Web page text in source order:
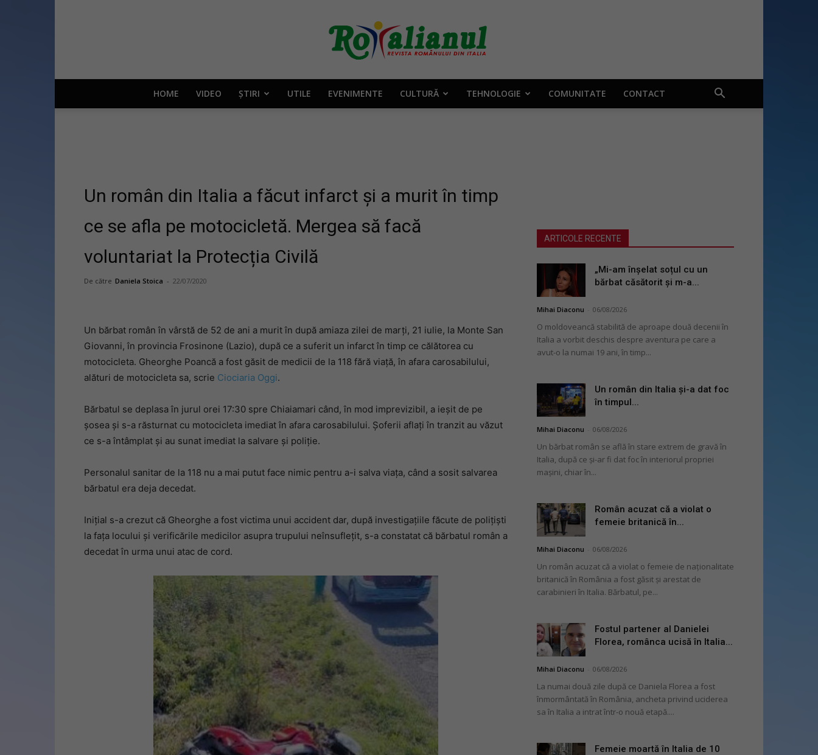
Rotalianul
românului
din
HOME VIDEO ȘTIRI UTILE EVENIMENTE CULTURĂ TEHNOLOGIE COMUNITATE CONTACT
Un român din Italia a făcut infarct și a murit în timp
ce se afla pe motocicletă. Mergea să facă
voluntariat la Protecția Civilă
De către Daniela Stoica - 22/07/2020
Un bărbat român în vârstă de 52 de ani a murit în după amiaza zilei de marți, 21 iulie, la Monte San
Giovanni, în provincia Frosinone (Lazio), după ce a suferit un infarct în timp ce călătorea cu
motocicleta. Gheorghe Poancă a fost găsit de medicii de la 118 fără viață, în afara carosabilului,
alături de motocicleta sa, scrie Ciociaria Oggi.
Bărbatul se deplasa în jurul orei 17:30 spre Chiaiamari când, în mod imprevizibil, a ieșit de pe
șosea și s-a răsturnat cu motocicleta imediat în afara carosabilului. Șoferii aflați în tranzit au văzut
ce s-a întâmplat și au sunat imediat la salvare și poliție.
Personalul sanitar de la 118 nu a mai putut face nimic pentru a-i salva viața, când a sosit salvarea
bărbatul era deja decedat.
Inițial s-a crezut că Gheorghe a fost victima unui accident dar, după investigațiile făcute de polițiști
la fața locului și verificările medicilor asupra trupului neînsuflețit, s-a constatat că bărbatul român a
decedat în urma unui atac de cord.
ARTICOLE RECENTE
„Mi-am înșelat soțul cu un
bărbat căsătorit și m-a...
Mihai Diaconu 06/08/2026
O moldoveancă stabilită de aproape două decenii în
Italia a vorbit deschis despre aventura pe care a
avut-o la numai 19 ani, în timp...
Un român din Italia și-a dat foc
în timpul...
Mihai Diaconu 06/08/2026
Un bărbat român se află în stare extrem de gravă în
Italia, după ce și-ar fi dat foc în interiorul propriei
mașini, chiar în...
Român acuzat că a violat o
femeie britanică în...
Mihai Diaconu 06/08/2026
Un român acuzat că a violat o femeie de naționalitate
britanică în România a fost găsit și arestat de
carabinieri în Italia. Bărbatul, pe...
Fostul partener al Danielei
Florea, românca ucisă în Italia...
Mihai Diaconu 06/08/2026
La numai două zile după ce Daniela Florea a fost
înmormântată în România, ancheta privind uciderea
sa în Italia a intrat într-o nouă etapă....
Femeie moartă în Italia de 10